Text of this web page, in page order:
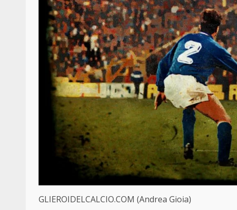
GLIEROIDELCALCIO.COM (Andrea Gioia)